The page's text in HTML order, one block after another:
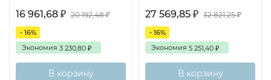
16 961,68 ₽ 20 192,48₽
- 16%
Экономия 3 230,80 ₽
В корзину
27 569,85 ₽ 32 821,25₽
- 16%
Экономия 5 251,40 ₽
В корзину